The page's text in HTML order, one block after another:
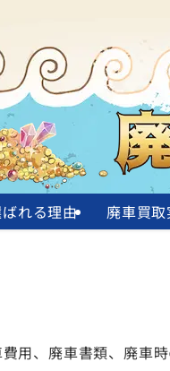
れる理由 廃車買
用、廃車書類、廃車